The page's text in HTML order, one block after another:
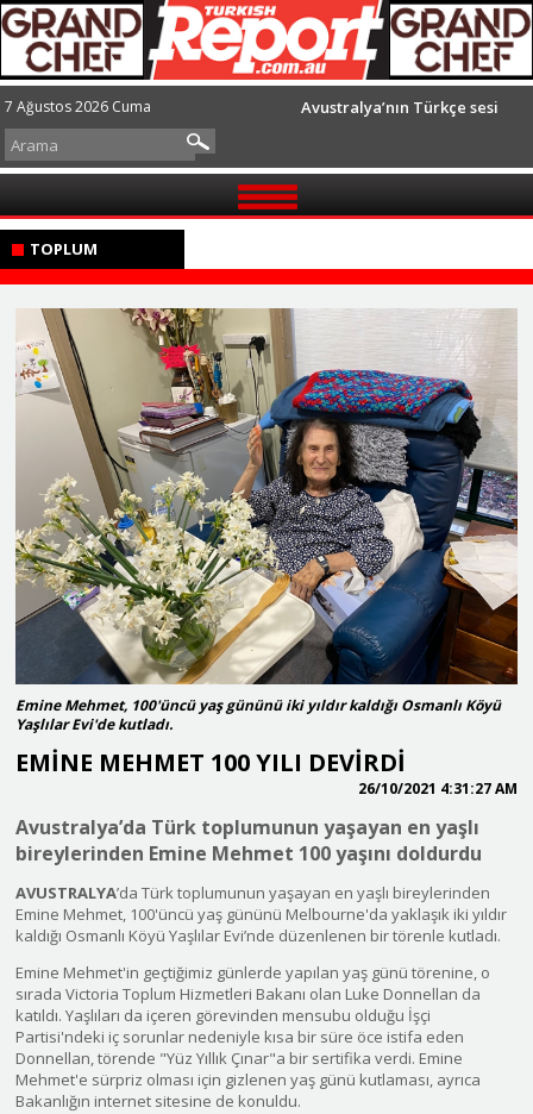
7 Ağustos 2026 Cuma Avustralya’nın Türkçe sesi
TOPLUM
AVUSTRALYA
DÜNYA
SPOR
GÖRÜŞLER
İLETİŞİM
TOPLUM
Emine Mehmet, 100'üncü yaş gününü iki yıldır kaldığı Osmanlı Köyü
Yaşlılar Evi'de kutladı.
EMİNE MEHMET 100 YILI DEVİRDİ
26/10/2021 4:31:27 AM
Avustralya’da Türk toplumunun yaşayan en yaşlı
bireylerinden Emine Mehmet 100 yaşını doldurdu
AVUSTRALYA’da Türk toplumunun yaşayan en yaşlı bireylerinden
Emine Mehmet, 100'üncü yaş gününü Melbourne'da yaklaşık iki yıldır
kaldığı Osmanlı Köyü Yaşlılar Evi’nde düzenlenen bir törenle kutladı.
Emine Mehmet'in geçtiğimiz günlerde yapılan yaş günü törenine, o
sırada Victoria Toplum Hizmetleri Bakanı olan Luke Donnellan da
katıldı. Yaşlıları da içeren görevinden mensubu olduğu İşçi
Partisi'ndeki iç sorunlar nedeniyle kısa bir süre öce istifa eden
Donnellan, törende "Yüz Yıllık Çınar"a bir sertifika verdi. Emine
Mehmet'e sürpriz olması için gizlenen yaş günü kutlaması, ayrıca
Bakanlığın internet sitesine de konuldu.